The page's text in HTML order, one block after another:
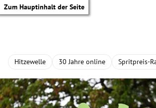
Zum Hauptinhalt der Seite
Hitzewelle 30 Jahre online Spritpreis-